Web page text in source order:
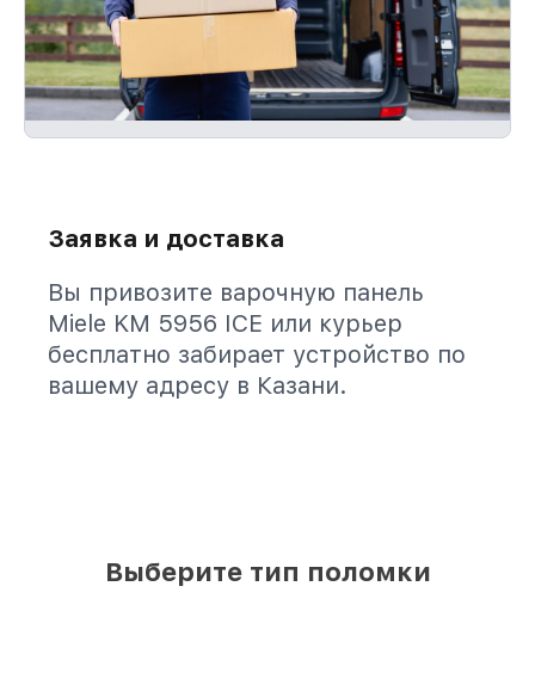
Заявка и доставка
Вы привозите варочную панель
Miele KM 5956 ICE или курьер
бесплатно забирает устройство по
вашему адресу в Казани.
Выберите тип поломки